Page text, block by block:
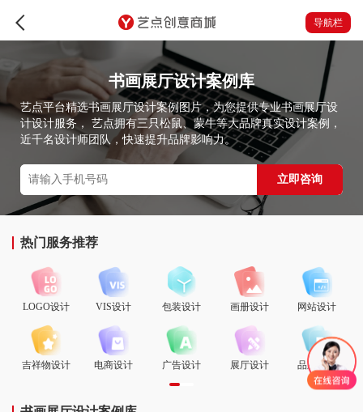
导航栏
书画展厅设计案例库
艺点平台精选书画展厅设计案例图片，为您提供专业书画展厅设
计设计服务， 艺点拥有三只松鼠、蒙牛等大品牌真实设计案例，
近千名设计师团队，快速提升品牌影响力。
立即咨询
热门服务推荐
LOGO设计 VIS设计 包装设计 画册设计 网站设计
吉祥物设计 电商设计 广告设计 展厅设计 品牌策划